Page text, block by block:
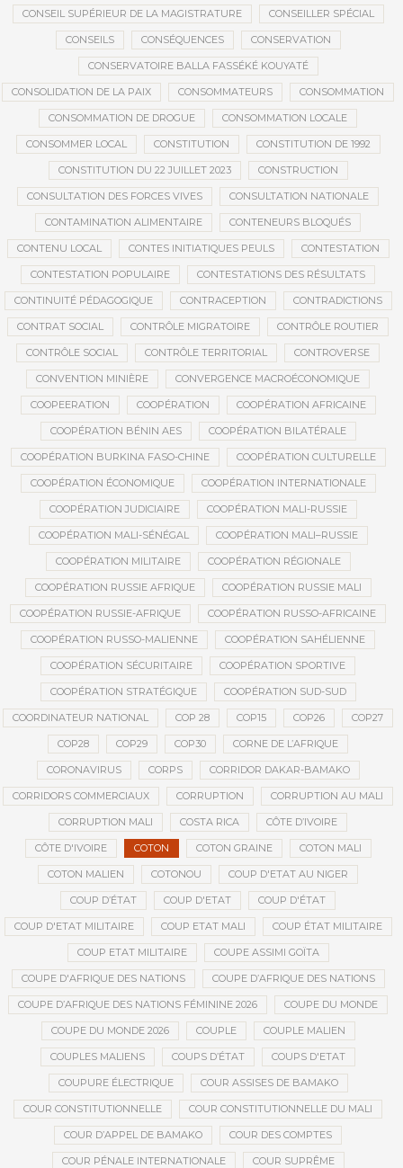
CONSEIL SUPÉRIEUR DE LA MAGISTRATURE CONSEILLER SPÉCIAL
CONSEILS CONSÉQUENCES CONSERVATION
CONSERVATOIRE BALLA FASSÉKÉ KOUYATÉ
CONSOLIDATION DE LA PAIX CONSOMMATEURS CONSOMMATION
CONSOMMATION DE DROGUE CONSOMMATION LOCALE
CONSOMMER LOCAL CONSTITUTION CONSTITUTION DE 1992
CONSTITUTION DU 22 JUILLET 2023 CONSTRUCTION
CONSULTATION DES FORCES VIVES CONSULTATION NATIONALE
CONTAMINATION ALIMENTAIRE CONTENEURS BLOQUÉS
CONTENU LOCAL CONTES INITIATIQUES PEULS CONTESTATION
CONTESTATION POPULAIRE CONTESTATIONS DES RÉSULTATS
CONTINUITÉ PÉDAGOGIQUE CONTRACEPTION CONTRADICTIONS
CONTRAT SOCIAL CONTRÔLE MIGRATOIRE CONTRÔLE ROUTIER
CONTRÔLE SOCIAL CONTRÔLE TERRITORIAL CONTROVERSE
CONVENTION MINIÈRE CONVERGENCE MACROÉCONOMIQUE
COOPEERATION COOPÉRATION COOPÉRATION AFRICAINE
COOPÉRATION BÉNIN AES COOPÉRATION BILATÉRALE
COOPÉRATION BURKINA FASO-CHINE COOPÉRATION CULTURELLE
COOPÉRATION ÉCONOMIQUE COOPÉRATION INTERNATIONALE
COOPÉRATION JUDICIAIRE COOPÉRATION MALI-RUSSIE
COOPÉRATION MALI-SÉNÉGAL COOPÉRATION MALI–RUSSIE
COOPÉRATION MILITAIRE COOPÉRATION RÉGIONALE
COOPÉRATION RUSSIE AFRIQUE COOPÉRATION RUSSIE MALI
COOPÉRATION RUSSIE-AFRIQUE COOPÉRATION RUSSO-AFRICAINE
COOPÉRATION RUSSO-MALIENNE COOPÉRATION SAHÉLIENNE
COOPÉRATION SÉCURITAIRE COOPÉRATION SPORTIVE
COOPÉRATION STRATÉGIQUE COOPÉRATION SUD-SUD
COORDINATEUR NATIONAL COP 28 COP15 COP26 COP27
COP28 COP29 COP30 CORNE DE L’AFRIQUE
CORONAVIRUS CORPS CORRIDOR DAKAR-BAMAKO
CORRIDORS COMMERCIAUX CORRUPTION CORRUPTION AU MALI
CORRUPTION MALI COSTA RICA CÔTE D’IVOIRE
CÔTE D'IVOIRE COTON COTON GRAINE COTON MALI
COTON MALIEN COTONOU COUP D'ETAT AU NIGER
COUP D’ÉTAT COUP D'ETAT COUP D'ÉTAT
COUP D'ETAT MILITAIRE COUP ETAT MALI COUP ÉTAT MILITAIRE
COUP ETAT MILITAIRE COUPE ASSIMI GOÏTA
COUPE D'AFRIQUE DES NATIONS COUPE D’AFRIQUE DES NATIONS
COUPE D’AFRIQUE DES NATIONS FÉMININE 2026 COUPE DU MONDE
COUPE DU MONDE 2026 COUPLE COUPLE MALIEN
COUPLES MALIENS COUPS D’ÉTAT COUPS D'ETAT
COUPURE ÉLECTRIQUE COUR ASSISES DE BAMAKO
COUR CONSTITUTIONNELLE COUR CONSTITUTIONNELLE DU MALI
COUR D’APPEL DE BAMAKO COUR DES COMPTES
COUR PÉNALE INTERNATIONALE COUR SUPRÊME